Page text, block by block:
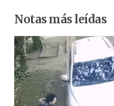
Notas más leídas